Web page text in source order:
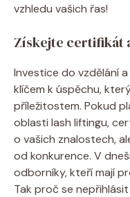
vzhledu vašich řas!
Získejte certifikát
Investice do vzdělání
klíčem k úspěchu,
příležitostem. Pokud
oblasti lash liftingu,
o vašich znalostech,
od konkurence. V
odborníky, kteří mají
Tak proč se